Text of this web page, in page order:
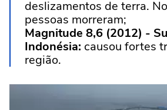
deslizamentos de terra.
pessoas morreram;
Magnitude 8,6 (2012) -
Indonésia: causou fortes
região.